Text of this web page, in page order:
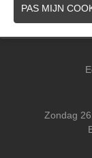
Zondag